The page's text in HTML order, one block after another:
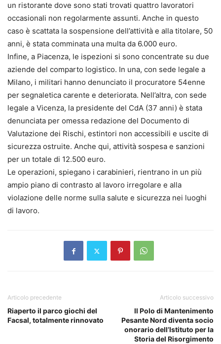
un ristorante dove sono stati trovati quattro lavoratori
occasionali non regolarmente assunti. Anche in questo
caso è scattata la sospensione dell’attività e alla titolare, 50
anni, è stata comminata una multa da 6.000 euro.
Infine, a Piacenza, le ispezioni si sono concentrate su due
aziende del comparto logistico. In una, con sede legale a
Milano, i militari hanno denunciato il procuratore 54enne
per segnaletica carente e deteriorata. Nell’altra, con sede
legale a Vicenza, la presidente del CdA (37 anni) è stata
denunciata per omessa redazione del Documento di
Valutazione dei Rischi, estintori non accessibili e uscite di
sicurezza ostruite. Anche qui, attività sospesa e sanzioni
per un totale di 12.500 euro.
Le operazioni, spiegano i carabinieri, rientrano in un più
ampio piano di contrasto al lavoro irregolare e alla
violazione delle norme sulla salute e sicurezza nei luoghi
di lavoro.
Articolo precedente
Riaperto il parco giochi del
Facsal, totalmente rinnovato
Articolo successivo
Il Polo di Mantenimento
Pesante Nord diventa socio
onorario dell’Istituto per la
Storia del Risorgimento